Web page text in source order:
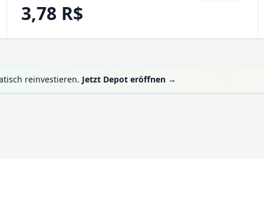
3,78 R$
reinvestieren. Jetzt Depot eröffnen →